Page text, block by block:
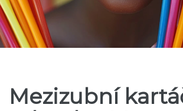
Mezizubní